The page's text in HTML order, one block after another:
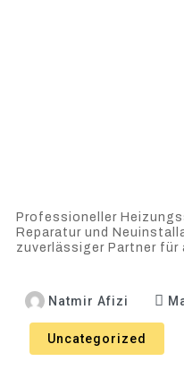
Professioneller
Reparatur und
zuverlässiger Partner für
Natmir Afizi
Uncategorized